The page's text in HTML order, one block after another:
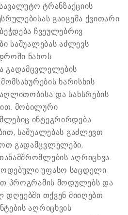
ტრანზაქციის
გაიცემა ქვითარი
ჩვეულებრივ
საშუალებას აძლევს
ნახოს
გადამცვლელების
ხარისხის
და სახსრების
მობილური
ინტეგრირდება
საშუალებას გაძლევთ
გადამცვლელები,
აღრიცხვა.
უფასო საცდელი
პროგრამის მოდულებს და
დღეებში თქვენ მიიღებთ
აღრიცხვის